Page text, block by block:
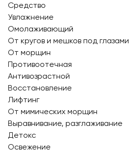
Средство
Увлажнение
Омолаживающий
От кругов и мешков под глазами
От морщин
Противоотечная
Антивозрастной
Восстановление
Лифтинг
От мимических морщин
Выравнивание, разглаживание
Детокс
Освежение